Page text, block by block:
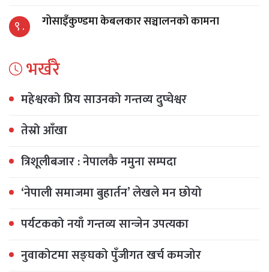
९ . गोसाइँकुण्डमा केबलकार सञ्चालनको कामना
भर्खरै
महेश्वरको प्रिय साउनको गन्तव्य दुप्चेश्वर
तेस्रो आँखा
त्रिशूलीबजार : नेपालकै नमुना सम्पदा
‘नेपाली समाजमा बुहार्तन’ लेखले मन छोयो
पर्यटकको नयाँ गन्तव्य सान्जेन उपत्यका
नुवाकोटमा सङ्घको पुँजीगत खर्च कमजोर